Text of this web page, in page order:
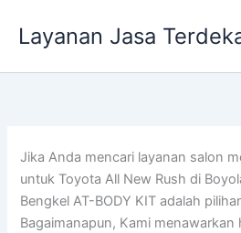
Layanan Jasa
Jika Anda mencari layanan salon
untuk Toyota All New Rush di
Bengkel AT-BODY KIT adalah
Bagaimanapun, Kami